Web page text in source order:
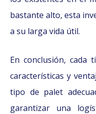
bastante alto, esta
a su larga vida útil.
En conclusión, cada
características y
tipo de palet
garantizar una